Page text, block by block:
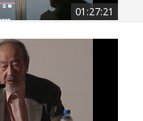
01:27:21